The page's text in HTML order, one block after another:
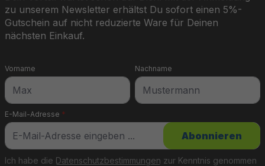
zu unserem Newsletter erhältst Du sofort einen 5%-
Gutschein auf nicht reduzierte Ware für Deinen
nächsten Einkauf.
E-Mail-Adresse *
Vorname Nachname
Ich habe die Datenschutzbestimmungen zur Kenntnis genommen
Abonnieren